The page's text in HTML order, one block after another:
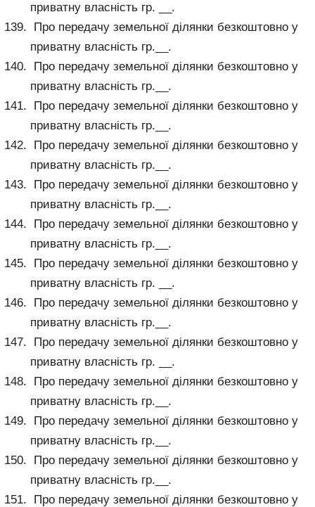
приватну власність гр. __.
Про передачу земельної ділянки безкоштовно у
приватну власність гр.__.
Про передачу земельної ділянки безкоштовно у
приватну власність гр.__.
Про передачу земельної ділянки безкоштовно у
приватну власність гр.__.
Про передачу земельної ділянки безкоштовно у
приватну власність гр.__.
Про передачу земельної ділянки безкоштовно у
приватну власність гр.__.
Про передачу земельної ділянки безкоштовно у
приватну власність гр.__.
Про передачу земельної ділянки безкоштовно у
приватну власність гр. __.
Про передачу земельної ділянки безкоштовно у
приватну власність гр.__.
Про передачу земельної ділянки безкоштовно у
приватну власність гр. __.
Про передачу земельної ділянки безкоштовно у
приватну власність гр.__.
Про передачу земельної ділянки безкоштовно у
приватну власність гр.__.
Про передачу земельної ділянки безкоштовно у
приватну власність гр.__.
Про передачу земельної ділянки безкоштовно у